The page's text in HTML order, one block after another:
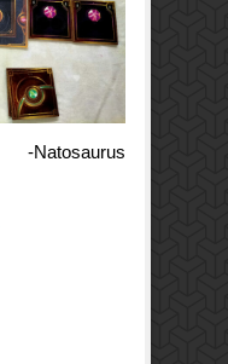
-Natosaurus